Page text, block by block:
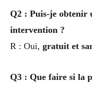
Q2 : Puis-je obtenir
intervention ?
R : Oui, gratuit et
Q3 : Que faire si la